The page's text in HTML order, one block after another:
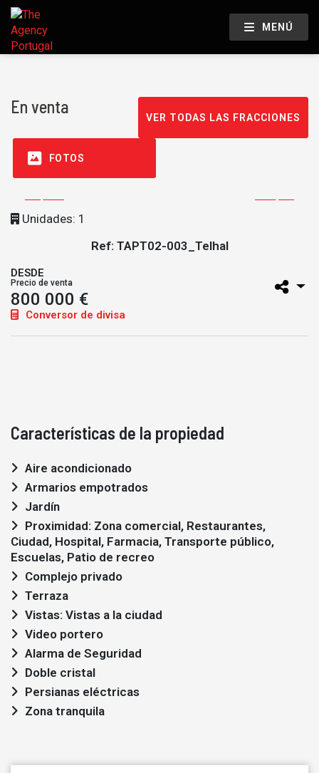
MENÚ
En venta
VER TODAS LAS FRACCIONES
FOTOS
Unidades: 1
Ref: TAPT02-003_Telhal
DESDE
Precio de venta
800 000 €
Conversor de divisa
Características de la propiedad
Aire acondicionado
Armarios empotrados
Jardín
Ciudad, Hospital, Farmacia, Transporte público,
Escuelas, Patio de recreo
Complejo privado
Terraza
Vistas: Vistas a la ciudad
Video portero
Alarma de Seguridad
Doble cristal
Persianas eléctricas
Zona tranquila